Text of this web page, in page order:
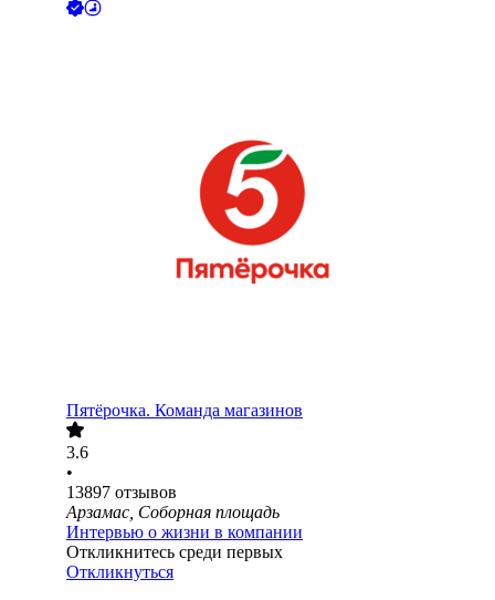
Пятёрочка. Команда магазинов
3.6
•
13897 отзывов
Арзамас, Соборная площадь
Интервью о жизни в компании
Откликнитесь среди первых
Откликнуться